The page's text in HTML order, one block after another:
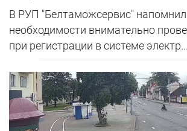
В РУП "Белтаможсервис"
необходимости внимательно
при регистрации в системе электр...